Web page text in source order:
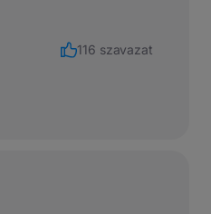
116 szavazat